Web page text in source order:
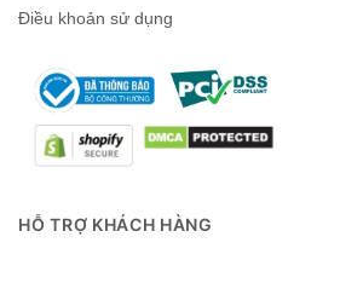
Điều khoản sử dụng
HỖ TRỢ KHÁCH HÀNG